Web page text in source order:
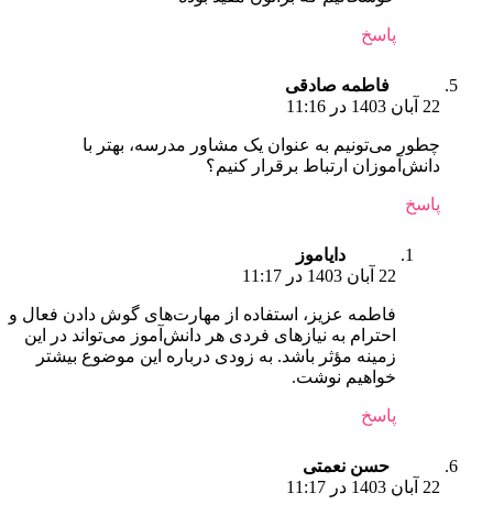
پاسخ
فاطمه صادقی
22 آبان 1403 در 11:16
چطور می‌تونیم به عنوان یک مشاور مدرسه، بهتر با
دانش‌آموزان ارتباط برقرار کنیم؟
پاسخ
دایاموز
22 آبان 1403 در 11:17
فاطمه عزیز، استفاده از مهارت‌های گوش دادن فعال و
احترام به نیازهای فردی هر دانش‌آموز می‌تواند در این
زمینه مؤثر باشد. به زودی درباره این موضوع بیشتر
خواهیم نوشت.
پاسخ
حسن نعمتی
22 آبان 1403 در 11:17